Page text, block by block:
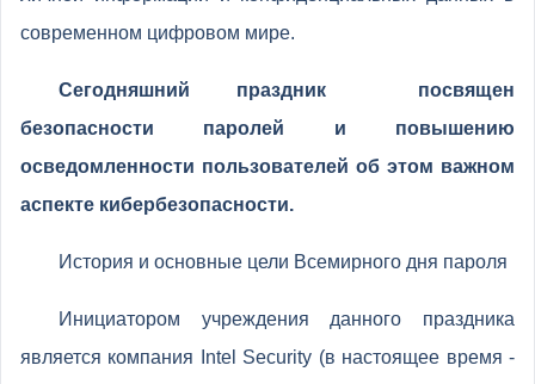
современном цифровом мире.
Сегодняшний праздник посвящен
безопасности паролей и повышению
осведомленности пользователей об этом важном
аспекте кибербезопасности.
История и основные цели Всемирного дня пароля
Инициатором учреждения данного праздника
является компания Intel Security (в настоящее время -